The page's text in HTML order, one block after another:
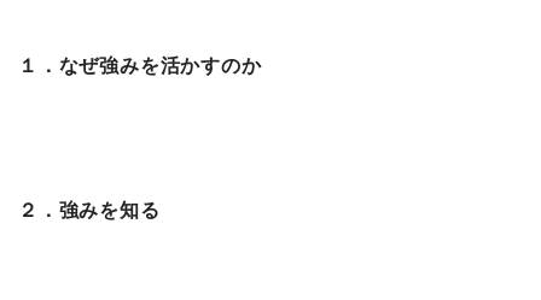
１．なぜ強みを活かすのか
２．強みを知る